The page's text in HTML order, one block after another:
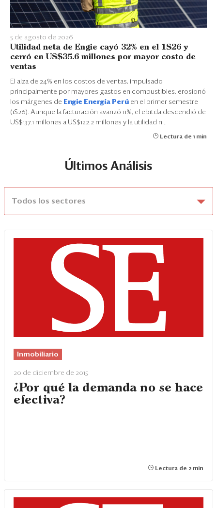
5 de agosto de 2026
Utilidad neta de Engie cayó 32% en el 1S26 y
cerró en US$35.6 millones por mayor costo de
ventas
El alza de 24% en los costos de ventas, impulsado
principalmente por mayores gastos en combustibles, erosionó
los márgenes de Engie Energía Perú en el primer semestre
(1S26). Aunque la facturación avanzó 11%, el ebitda descendió de
US$137.1 millones a US$122.2 millones y la utilidad n...
Lectura de 1 min
Últimos Análisis
Todos los sectores
Inmobiliario
20 de diciembre de 2015
¿Por qué la demanda no se hace
efectiva?
Lectura de 2 min